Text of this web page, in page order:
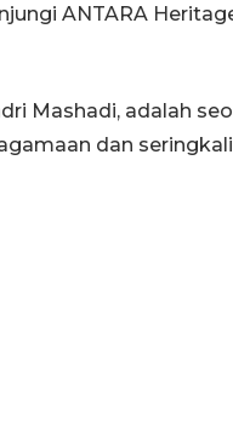
ANTARA
Mashadi, adalah
dan